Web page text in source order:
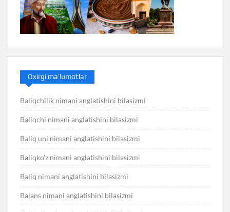
Oxirgi ma’lumotlar
Baliqchilik nimani anglatishini bilasizmi
Baliqchi nimani anglatishini bilasizmi
Baliq uni nimani anglatishini bilasizmi
Baliqko’z nimani anglatishini bilasizmi
Baliq nimani anglatishini bilasizmi
Balans nimani anglatishini bilasizmi